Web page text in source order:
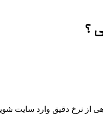
؟
از نرخ دقیق وارد سایت